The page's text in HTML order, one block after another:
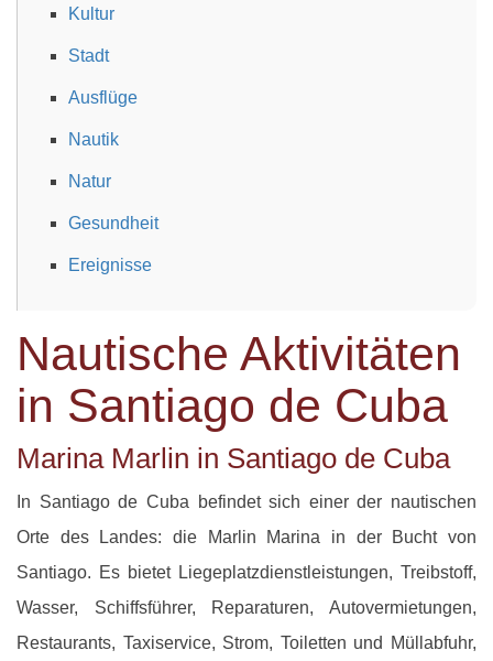
Kultur
Stadt
Ausflüge
Nautik
Natur
Gesundheit
Ereignisse
Nautische Aktivitäten
in Santiago de Cuba
Marina Marlin in Santiago de Cuba
In Santiago de Cuba befindet sich einer der nautischen
Orte des Landes: die Marlin Marina in der Bucht von
Santiago. Es bietet Liegeplatzdienstleistungen, Treibstoff,
Wasser, Schiffsführer, Reparaturen, Autovermietungen,
Restaurants, Taxiservice, Strom, Toiletten und Müllabfuhr,